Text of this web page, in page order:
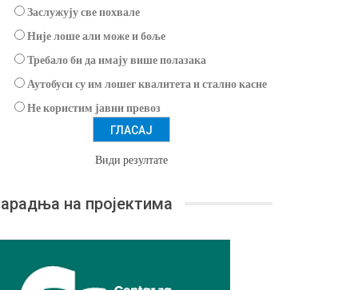
Заслужују све похвале
Није лоше али може и боље
Требало би да имају више полазака
Аутобуси су им лошег квалитета и стално касне
Не користим јавни превоз
Види резултате
на пројектима